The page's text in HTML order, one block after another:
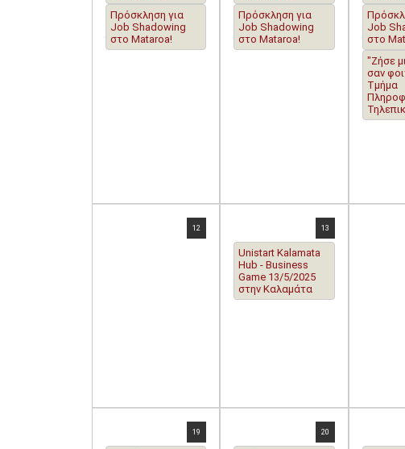
Πρόσκληση για
Job Shadowing
στο Mataroa!
Πρόσκληση για
Job Shadowing
στο Mataroa!
Job
στο
"Ζήσε
σαν
Τμήμα
12 13
Unistart Kalamata
Hub - Βusiness
Game 13/5/2025
στην Καλαμάτα
19 20